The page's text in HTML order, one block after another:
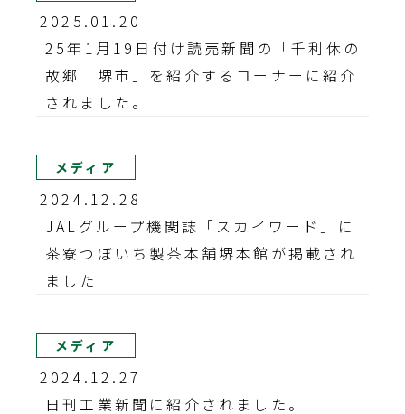
2025.01.20
25年1月19日付け読売新聞の「千利休の
故郷 堺市」を紹介するコーナーに紹介
されました。
メディア
2024.12.28
JALグループ機関誌「スカイワード」に
茶寮つぼいち製茶本舗堺本館が掲載され
ました
メディア
2024.12.27
日刊工業新聞に紹介されました。